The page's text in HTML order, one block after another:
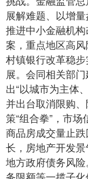
展解难题、以增
推进中小金融机
案，重点地区高
村镇银行改革稳
展。会同相关部
出“以城市为主体
并出台取消限购
策“组合拳”，市
商品房成交量止
长，房地产开发
地方政府债务风